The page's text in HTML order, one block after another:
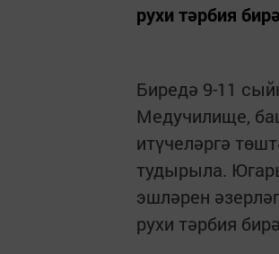
рухи тәрбия
Биредә 9-11
Медучилище,
итүчеләргә
тудырыла.
эшләрен
рухи тәрбия